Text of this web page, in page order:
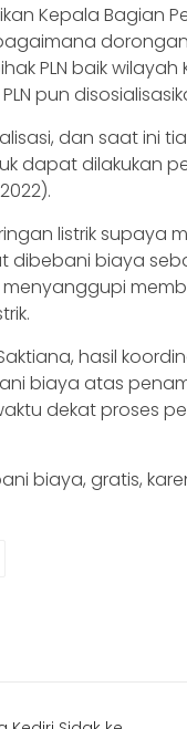
Kepala Bagian
PLN baik
pun
dan saat ini
dapat dilakukan
listrik supaya
dibebani biaya
menyanggupi
hasil
biaya atas
dekat proses
biaya, gratis,